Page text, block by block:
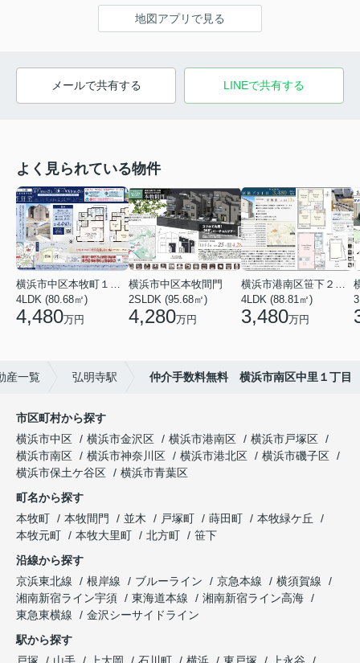
地図アプリで見る
メールで共有する LINEで共有する
よく見られている物件
横浜市中区本牧町１丁目
4LDK (80.68㎡)
4,480万円
横浜市中区本牧間門
2SLDK (95.68㎡)
4,280万円
横浜市港南区笹下２丁目
4LDK (88.81㎡)
3,480万円
産一覧 弘明寺駅 仲介手数料無料 横浜市南区中里１丁目
市区町村から探す
横浜市中区
横浜市金沢区 横浜市港南区
横浜市戸塚区
横浜市南区
横浜市神奈川区 横浜市港北区
横浜市磯子区
横浜市保土ケ谷区
横浜市青葉区
町名から探す
本牧町
本牧間門 並木 戸塚町 蒔田町
本牧緑ケ丘
本牧元町
本牧大里町 北方町
笹下
沿線から探す
京浜東北線
根岸線 ブルーライン 京急本線
横須賀線
湘南新宿ライン宇須
東海道本線
湘南新宿ライン高海
東急東横線
金沢シーサイドライン
駅から探す